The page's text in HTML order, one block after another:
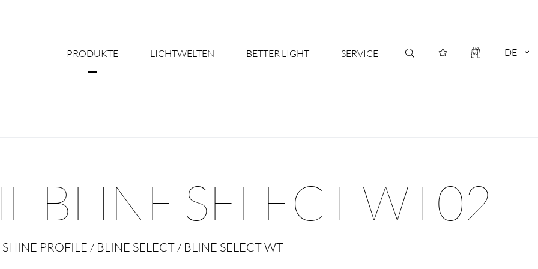
PRODUKTE LICHTWELTEN BETTER LIGHT
Licht nach Maß - Ihr Mehrwert
SERVICE
Downloads & Formulare
DE
BLINE SELECT WT02
SHINE PROFILE / BLINE SELECT / BLINE SELECT WT